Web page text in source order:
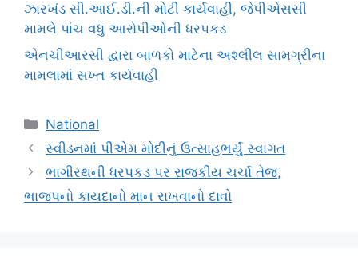
ઝારખંડ સી.આઈ.ડી.ની મોટી કાર્યવાહી, જેપીએસસી
મામલે પાંચ વધુ આરોપીઓની ધરપકડ
એનચીઆરસી દ્વારા બાળકો માટેના અશ્લીલ સામગ્રીના
મામલામાં સખ્ત કાર્યવાહી
Categories
National
સ્વીડનમાં પીએમ મોદીનું ઉત્સાહભર્યું સ્વાગત
ભાગીરથની ધરપકડ પર રાજકીય ચર્ચા તેજ,
ભાજપનો કાયદાનો માન રાખવાનો દાવો